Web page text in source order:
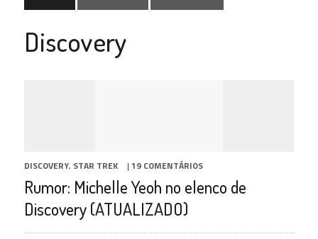
Discovery
DISCOVERY, STAR TREK | 19 COMENTÁRIOS
Rumor: Michelle Yeoh no elenco de
Discovery (ATUALIZADO)